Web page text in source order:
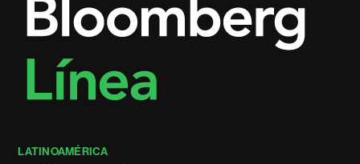
LATINOAMÉRICA